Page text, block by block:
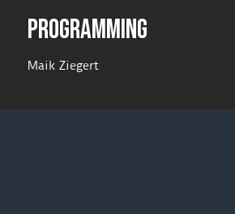
PROGRAMMING
Maik Ziegert